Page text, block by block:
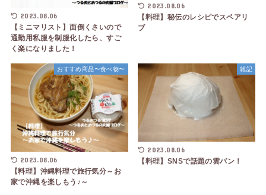
2023.08.06
【ミニマリスト】面倒くさいので
通勤用私服を制服化したら、すご
く楽になりました！
2023.08.06
【料理】秘伝のレシピでスペアリ
ブ
おすすめ商品〜食べ物〜
2023.08.06
【料理】沖縄料理で旅行気分～お
家で沖縄を楽しもう♪～
雑記
2023.08.06
【料理】SNSで話題の雲パン！